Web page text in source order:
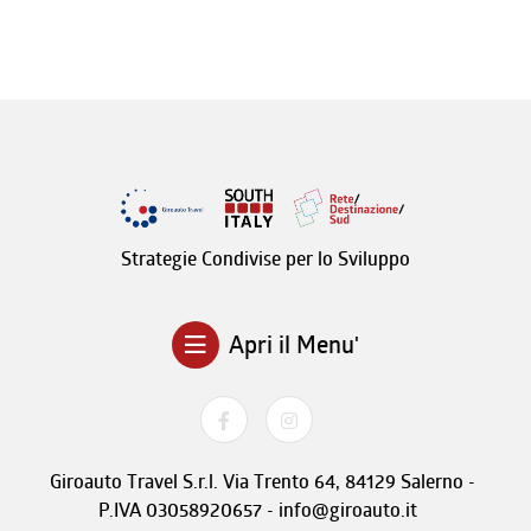
Strategie Condivise per lo Sviluppo
Apri il Menu'
Giroauto Travel S.r.l. Via Trento 64, 84129 Salerno -
P.IVA 03058920657 - info@giroauto.it